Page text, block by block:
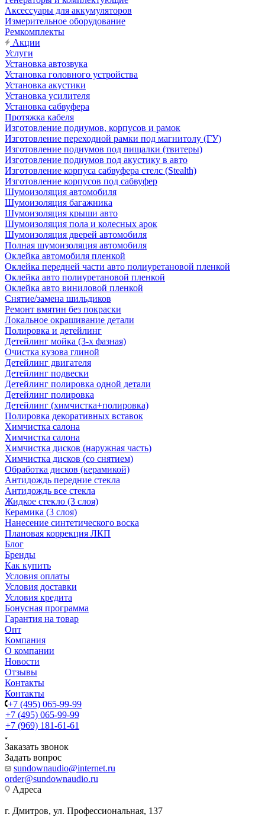
Аксессуары для аккумуляторов
Измерительное оборудование
Ремкомплекты
Акции
Услуги
Установка автозвука
Установка головного устройства
Установка акустики
Установка усилителя
Установка сабвуфера
Протяжка кабеля
Изготовление подиумов, корпусов и рамок
Изготовление переходной рамки под магнитолу (ГУ)
Изготовление подиумов под пищалки (твитеры)
Изготовление подиумов под акустику в авто
Изготовление корпуса сабвуфера стелс (Stealth)
Изготовление корпусов под сабвуфер
Шумоизоляция автомобиля
Шумоизоляция багажника
Шумоизоляция крыши авто
Шумоизоляция пола и колесных арок
Шумоизоляция дверей автомобиля
Полная шумоизоляция автомобиля
Оклейка автомобиля пленкой
Оклейка передней части авто полиуретановой пленкой
Оклейка авто полиуретановой пленкой
Оклейка авто виниловой пленкой
Снятие/замена шильдиков
Ремонт вмятин без покраски
Локальное окрашивание детали
Полировка и детейлинг
Детейлинг мойка (3-х фазная)
Очистка кузова глиной
Детейлинг двигателя
Детейлинг подвески
Детейлинг полировка одной детали
Детейлинг полировка
Детейлинг (химчистка+полировка)
Полировка декоративных вставок
Химчистка салона
Химчистка салона
Химчистка дисков (наружная часть)
Химчистка дисков (со снятием)
Обработка дисков (керамикой)
Антидождь передние стекла
Антидождь все стекла
Жидкое стекло (3 слоя)
Керамика (3 слоя)
Нанесение синтетического воска
Плановая коррекция ЛКП
Блог
Бренды
Как купить
Условия оплаты
Условия доставки
Условия кредита
Бонусная программа
Гарантия на товар
Опт
Компания
О компании
Новости
Отзывы
Контакты
Контакты
+7 (495) 065-99-99
+7 (495) 065-99-99
+7 (969) 181-61-61
Заказать звонок
Задать вопрос
sundownaudio@internet.ru
order@sundownaudio.ru
Адреса
г. Дмитров, ул. Профессиональная, 137